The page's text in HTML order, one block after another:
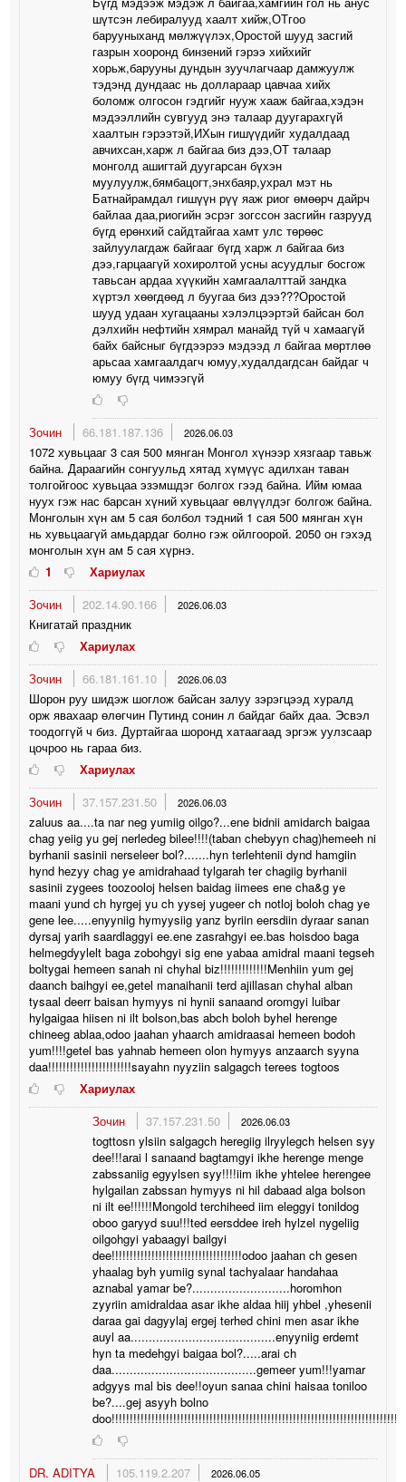
шүтсэн лебиралууд хаалт хийж,ОТгоо
барууныханд мөлжүүлэх,Оростой шууд засгий
газрын хооронд бинзений гэрээ хийхийг
хорьж,барууны дундын зуучлагчаар дамжуулж
тэдэнд дундаас нь доллараар цавчаа хийх
боломж олгосон гэдгийг нууж хааж байгаа,хэдэн
мэдээллийн сувгууд энэ талаар дуугарахгүй
хаалтын гэрээтэй,ИХын гишүүдийг худалдаад
авчихсан,харж л байгаа биз дээ,ОТ талаар
монголд ашигтай дуугарсан бүхэн
муулуулж,бямбацогт,энхбаяр,ухрал мэт нь
Батнайрамдал гишүүн рүү яаж риог өмөөрч дайрч
байлаа даа,риогийн эсрэг зогссон засгийн газрууд
бүгд ерөнхий сайдтайгаа хамт улс төрөөс
зайлуулагдаж байгааг бүгд харж л байгаа биз
дээ,гарцаагүй хохиролтой усны асуудлыг босгож
тавьсан ардаа хүүкийн хамгаалалттай зандка
хүртэл хөөгдөөд л буугаа биз дээ???Оростой
шууд удаан хугацааны хэлэлцээртэй байсан бол
дэлхийн нефтийн хямрал манайд түй ч хамаагүй
байх байсныг бүгдээрээ мэдээд л байгаа мөртлөө
арьсаа хамгаалдагч юмуу,худалдагдсан байдаг ч
юмуу бүгд чимээгүй
Зочин 66.181.187.136 2026.06.03
1072 хувьцааг 3 сая 500 мянган Монгол хүнээр хязгаар тавьж
байна. Дараагийн сонгуульд хятад хүмүүс адилхан таван
толгойгоос хувьцаа эзэмшдэг болгох гээд байна. Ийм юмаа
нуух гэж нас барсан хүний хувьцааг өвлүүлдэг болгож байна.
Монголын хүн ам 5 сая болбол тэдний 1 сая 500 мянган хүн
нь хувьцаагүй амьдардаг болно гэж ойлгоорой. 2050 он гэхэд
монголын хүн ам 5 сая хүрнэ.
1
Хариулах
Зочин
202.14.90.166 2026.06.03
Книгатай праздник
Хариулах
Зочин
66.181.161.10 2026.06.03
Шорон руу шидэж шоглож байсан залуу зэрэгцээд хуралд
орж явахаар өлөгчин Путинд сонин л байдаг байх даа. Эсвэл
тоодоггүй ч биз. Дуртайгаа шоронд хатаагаад эргэж уулзсаар
цочроо нь гараа биз.
Хариулах
Зочин
37.157.231.50 2026.06.03
zaluus aa....ta nar neg yumiig oilgo?...ene bidnii amidarch baigaa
chag yeiig yu gej nerledeg bilee!!!!(taban chebyyn chag)hemeeh ni
byrhanii sasinii nerseleer bol?.......hyn terlehtenii dynd hamgiin
hynd hezyy chag ye amidrahaad tylgarah ter chagiig byrhanii
sasinii zygees toozooloj helsen baidag iimees ene cha&g ye
maani yund ch hyrgej yu ch yysej yugeer ch notloj boloh chag ye
gene lee.....enyyniig hymyysiig yanz byriin eersdiin dyraar sanan
dyrsaj yarih saardlaggyi ee.ene zasrahgyi ee.bas hoisdoo baga
helmegdyylelt baga zobohgyi sig ene yabaa amidral maani tegseh
boltygai hemeen sanah ni chyhal biz!!!!!!!!!!!!!Menhiin yum gej
daanch baihgyi ee,getel manaihanii terd ajillasan chyhal alban
tysaal deerr baisan hymyys ni hynii sanaand oromgyi luibar
hylgaigaa hiisen ni ilt bolson,bas abch boloh byhel herenge
chineeg ablaa,odoo jaahan yhaarch amidraasai hemeen bodoh
yum!!!!getel bas yahnab hemeen olon hymyys anzaarch syyna
daa!!!!!!!!!!!!!!!!!!!!!!!sayahn nyyziin salgagch terees togtoos
Хариулах
Зочин
37.157.231.50 2026.06.03
togttosn ylsiin salgagch heregiig ilryylegch helsen syy
dee!!!arai l sanaand bagtamgyi ikhe herenge menge
zabssaniig egyylsen syy!!!!iim ikhe yhtelee herengee
hylgailan zabssan hymyys ni hil dabaad alga bolson
ni ilt ee!!!!!!Mongold terchiheed iim eleggyi tonildog
oboo garyyd suu!!!ted eersddee ireh hylzel nygeliig
oilgohgyi yabaagyi bailgyi
dee!!!!!!!!!!!!!!!!!!!!!!!!!!!!!!!!!!!!odoo jaahan ch gesen
yhaalag byh yumiig synal tachyalaar handahaa
aznabal yamar be?...........................horomhon
zyyriin amidraldaa asar ikhe aldaa hiij yhbel ,yhesenii
daraa gai dagyylaj ergej terhed chini men asar ikhe
auyl aa........................................enyyniig erdemt
hyn ta medehgyi baigaa bol?.....arai ch
daa........................................gemeer yum!!!yamar
adgyys mal bis dee!!oyun sanaa chini haisaa toniloo
be?....gej asyyh bolno
DR. ADITYA 105.119.2.207 2026.06.05